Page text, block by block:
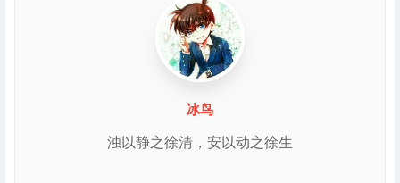
冰鸟
浊以静之徐清，安以动之徐生